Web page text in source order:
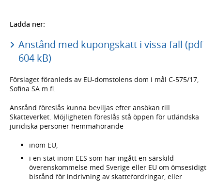
Ladda ner:
Anstånd med kupongskatt i vissa fall (pdf
604 kB)
Förslaget föranleds av EU-domstolens dom i mål C-575/17,
Sofina SA m.fl.
Anstånd föreslås kunna beviljas efter ansökan till
Skatteverket. Möjligheten föreslås stå öppen för utländska
juridiska personer hemmahörande
inom EU,
i en stat inom EES som har ingått en särskild
överenskommelse med Sverige eller EU om ömsesidigt
bistånd för indrivning av skattefordringar, eller